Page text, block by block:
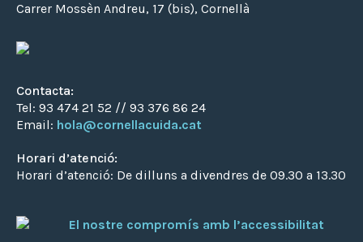
Carrer Mossèn Andreu, 17 (bis), Cornellà
Contacta:
Tel: 93 474 21 52 // 93 376 86 24
Email: hola@cornellacuida.cat
Horari d’atenció:
Horari d’atenció: De dilluns a divendres de 09.30 a 13.30
El nostre compromís amb l’accessibilitat